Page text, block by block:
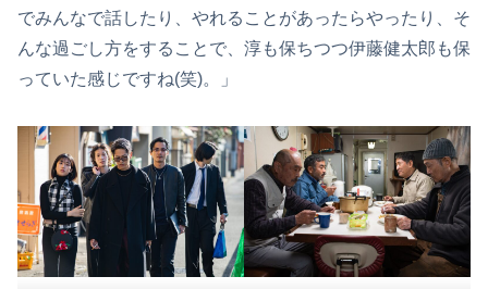
でみんなで話したり、やれることがあったらやったり、そ
んな過ごし方をすることで、淳も保ちつつ伊藤健太郎も保
っていた感じですね(笑)。」